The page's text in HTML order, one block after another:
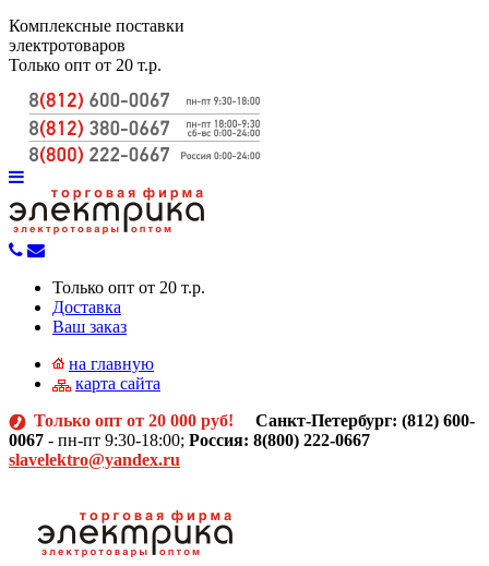
Комплексные поставки
электротоваров
Только опт от 20 т.р.
Только опт от 20 т.р.
Доставка
Ваш заказ
на главную
карта сайта
Только опт от 20 000 руб! Санкт-Петербург: (812) 600-
0067 - пн-пт 9:30-18:00; Россия: 8(800) 222-0667
slavelektro@yandex.ru